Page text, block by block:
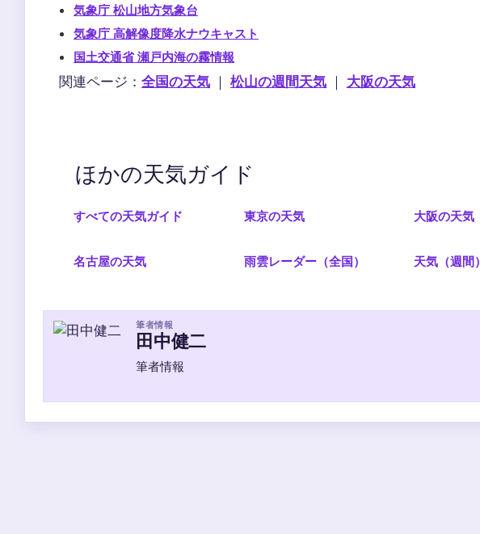
気象庁 松山地方気象台
気象庁 高解像度降水ナウキャスト
国土交通省 瀬戸内海の霧情報
関連ページ： 全国の天気 ｜ 松山の週間天気 ｜ 大阪の天気
ほかの天気ガイド
すべての天気ガイド 東京の天気 大阪の天気
名古屋の天気 雨雲レーダー（全国） 天気（週間）
筆者情報
田中健二
筆者情報